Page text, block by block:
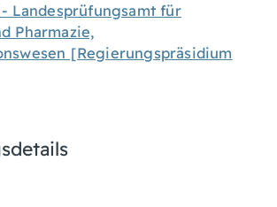
Landesprüfungsamt für
Pharmazie,
[Regierungspräsidium